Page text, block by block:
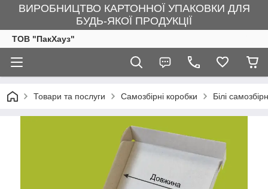
ВИРОБНИЦТВО КАРТОННОЇ УПАКОВКИ ДЛЯ
БУДЬ-ЯКОЇ ПРОДУКЦІЇ
ТОВ "ПакХауз"
Товари та послуги Самозбірні коробки Білі